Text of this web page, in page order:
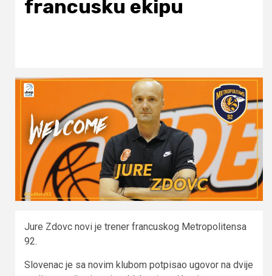
francusku ekipu
Jure Zdovc novi je trener francuskog Metropolitensa
92.
Slovenac je sa novim klubom potpisao ugovor na dvije